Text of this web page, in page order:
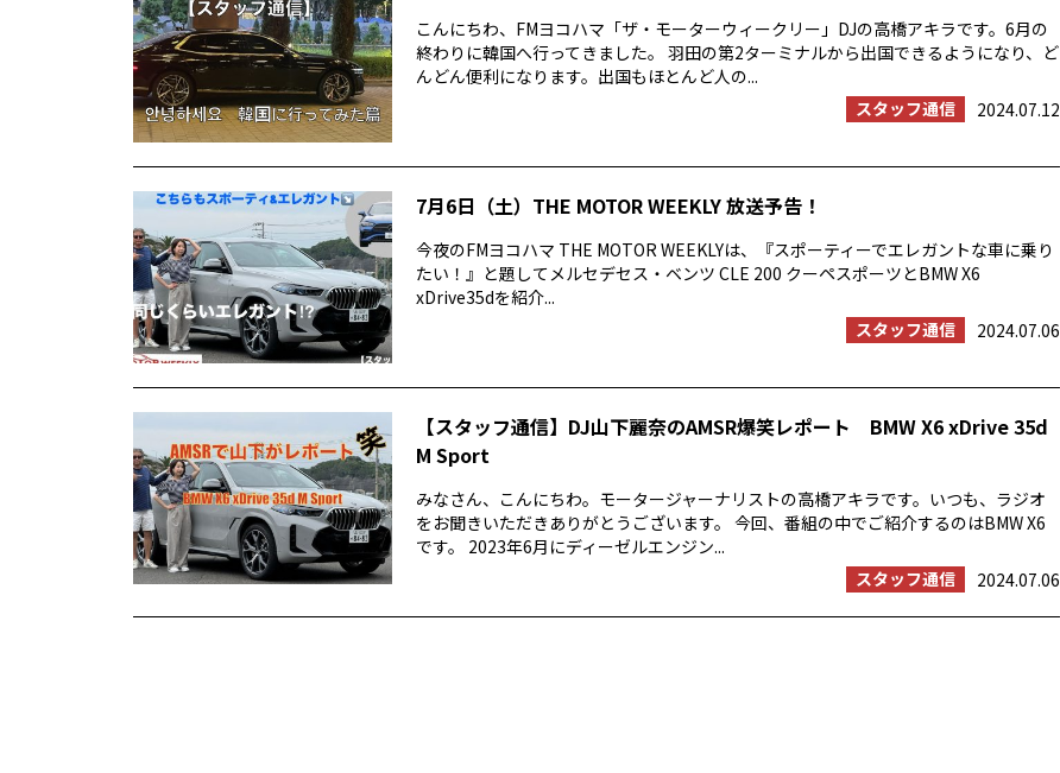
こんにちわ、FMヨコハマ「ザ・モーターウィークリー」DJの高橋アキラです。6月の
終わりに韓国へ行ってきました。 羽田の第2ターミナルから出国できるようになり、ど
んどん便利になります。出国もほとんど人の...
スタッフ通信
2024.07.12
7月6日（土）THE MOTOR WEEKLY 放送予告！
今夜のFMヨコハマ THE MOTOR WEEKLYは、『スポーティーでエレガントな車に乗り
たい！』と題してメルセデセス・ベンツ CLE 200 クーペスポーツとBMW X6
xDrive35dを紹介...
スタッフ通信
2024.07.06
【スタッフ通信】DJ山下麗奈のAMSR爆笑レポート BMW X6 xDrive 35d
M Sport
みなさん、こんにちわ。モータージャーナリストの高橋アキラです。いつも、ラジオ
をお聞きいただきありがとうございます。 今回、番組の中でご紹介するのはBMW X6
です。 2023年6月にディーゼルエンジン...
スタッフ通信
2024.07.06